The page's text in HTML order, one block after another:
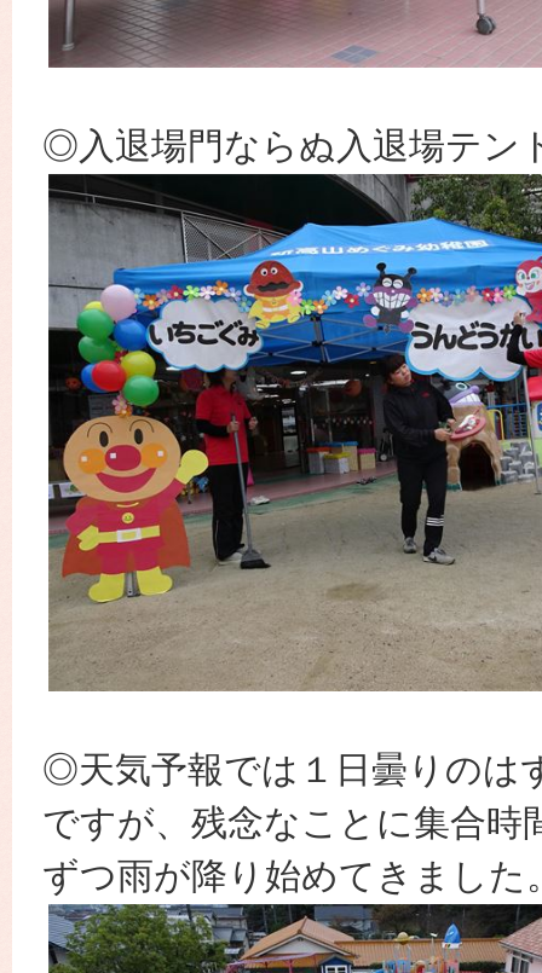
◎入退場門ならぬ入退場テン
◎天気予報では１日曇りのは
ですが、残念なことに集合時
ずつ雨が降り始めてきました